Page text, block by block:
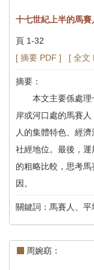
究
所-
首
十七世紀上半的馬賽
頁 1-32
[ 摘要 PDF ]
[ 全文
摘要：
本文主要係處理
岸或河口處的馬賽
人的集體特色、經
社經地位。最後，
的粗略比較，思考
因。
關鍵詞：馬賽人、
周婉窈：